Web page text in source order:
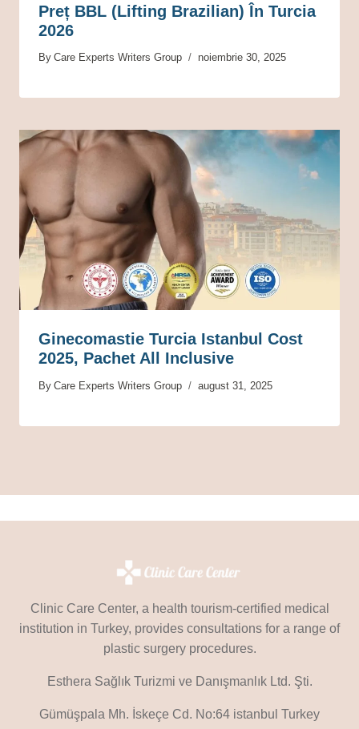
Preț BBL (Lifting Brazilian) În Turcia
2026
By Care Experts Writers Group noiembrie 30, 2025
Ginecomastie Turcia Istanbul Cost
2025, Pachet All Inclusive
By Care Experts Writers Group august 31, 2025
Clinic Care Center, a health tourism-certified medical
institution in Turkey, provides consultations for a range of
plastic surgery procedures.
Esthera Sağlık Turizmi ve Danışmanlık Ltd. Şti.
Gümüşpala Mh. İskeçe Cd. No:64 istanbul Turkey